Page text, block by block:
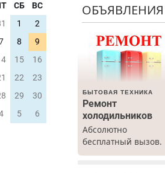
ОБЪЯВЛЕНИЯ
БЫТОВАЯ ТЕХНИКА
Ремонт
холодильников
Абсолютно
бесплатный вызов.
Ремонт
СБ
ВС
1
2
8
9
15
16
22
23
29
30
5 6